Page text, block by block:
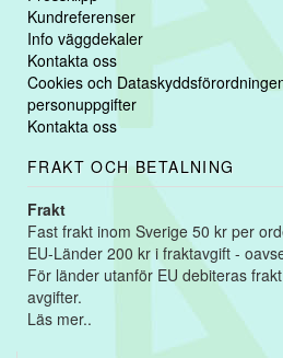
Kundreferenser
Info väggdekaler
Kontakta oss
Cookies och
personuppgifter
Kontakta oss
FRAKT OCH BETALNING
Frakt
Fast frakt inom Sverige 50 kr per
EU-Länder 200 kr i fraktavgift -
För länder utanför EU debiteras
avgifter.
Läs mer..